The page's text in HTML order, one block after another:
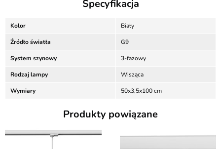
Specyfikacja
Kolor Biały
Źródło światła G9
System szynowy 3-fazowy
Rodzaj lampy Wisząca
Wymiary 50x3,5x100 cm
Produkty powiązane